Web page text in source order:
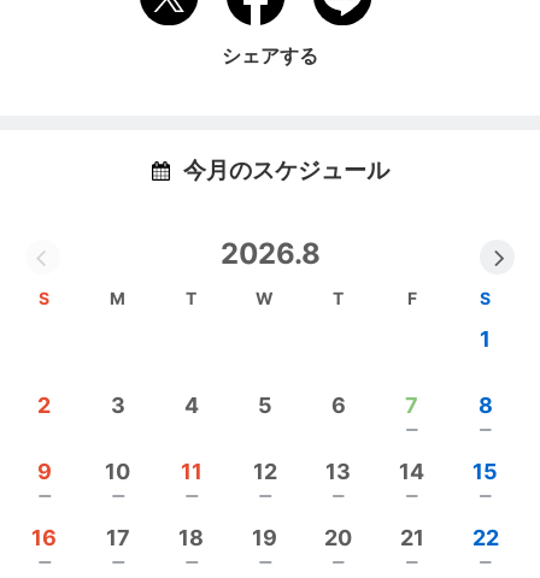
https://www.youtube.com/watch?v=A7-Xq6zRvrM
家を建てるなら、健康で省エネ住宅がお勧めです。
お気軽にご相談ください。
呼吸する家をモデルハウスで体験してください。
http://www.suzukoh.co.jp/contact_us
◆健康住宅・横浜注文建築｜横浜(神奈川)自然素材
の呼吸する家オンリーハウス /スズコー
シェアする
今月のスケジュール
2026.8
S M T W T F S
1
2 3 4 5 6 7
remove
8
remove
9
remove
10
remove
11
remove
12
remove
13
remove
14
remove
15
remove
16
remove
17
remove
18
remove
19
remove
20
remove
21
remove
22
remove